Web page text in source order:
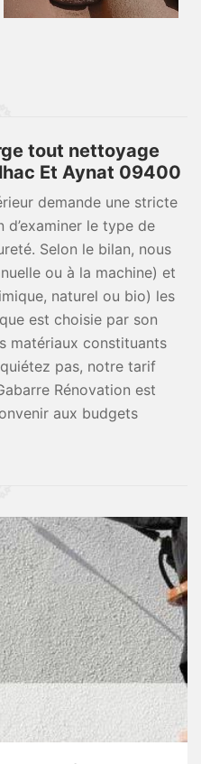
tout nettoyage
Et Aynat 09400
demande une stricte
le type de
Selon le bilan, nous
ou à la machine) et
naturel ou bio) les
est choisie par son
matériaux constituants
pas, notre tarif
Rénovation est
aux budgets